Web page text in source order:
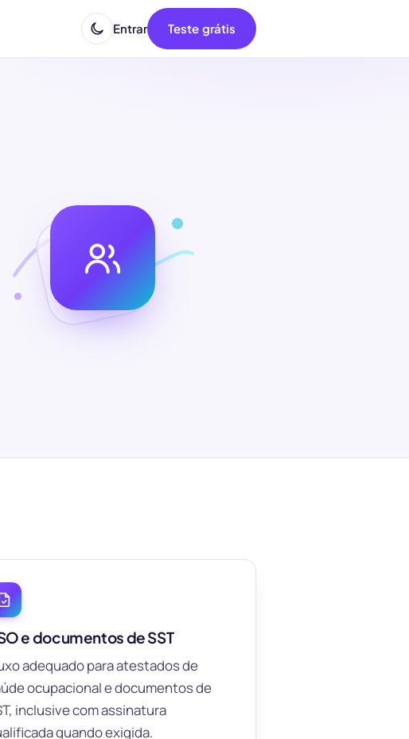
Entrar Teste grátis
e documentos de SST
adequado para atestados de
ocupacional e documentos de
inclusive com assinatura
quando exigida.